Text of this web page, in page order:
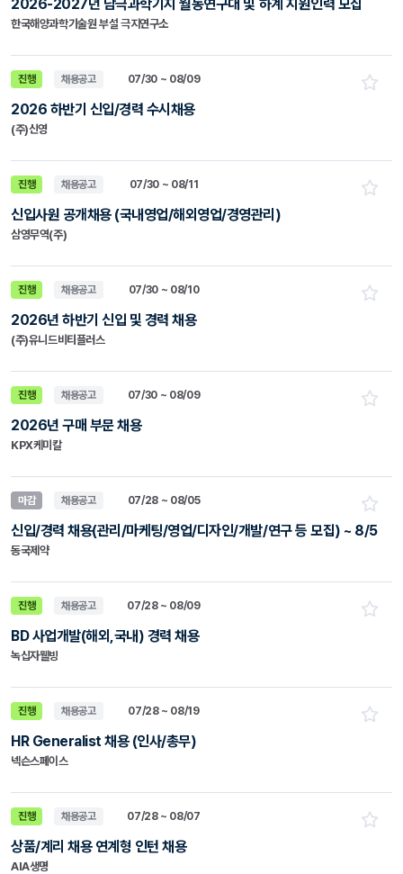
한국해양과학기술원 부설 극지연구소
2026-2027년 남극과학기지 월동연구대 및 하계 지원인력 모집
진행 채용공고
(주)신영
2026 하반기 신입/경력 수시채용
07/30 ~ 08/09
진행 채용공고
삼영무역(주)
신입사원 공개채용 (국내영업/해외영업/경영관리)
07/30 ~ 08/11
진행 채용공고
(주)유니드비티플러스
2026년 하반기 신입 및 경력 채용
07/30 ~ 08/10
진행 채용공고
KPX케미칼
2026년 구매 부문 채용
07/30 ~ 08/09
마감 채용공고
동국제약
신입/경력 채용(관리/마케팅/영업/디자인/개발/연구 등 모집) ~ 8/5
07/28 ~ 08/05
진행 채용공고
녹십자웰빙
BD 사업개발(해외,국내) 경력 채용
07/28 ~ 08/09
진행 채용공고
넥슨스페이스
HR Generalist 채용 (인사/총무)
07/28 ~ 08/19
진행 채용공고
AIA생명
상품/계리 채용 연계형 인턴 채용
07/28 ~ 08/07